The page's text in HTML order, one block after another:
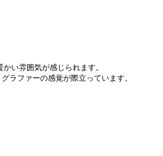
い雰囲気が感じられます。
ラファーの感覚が際立っています。